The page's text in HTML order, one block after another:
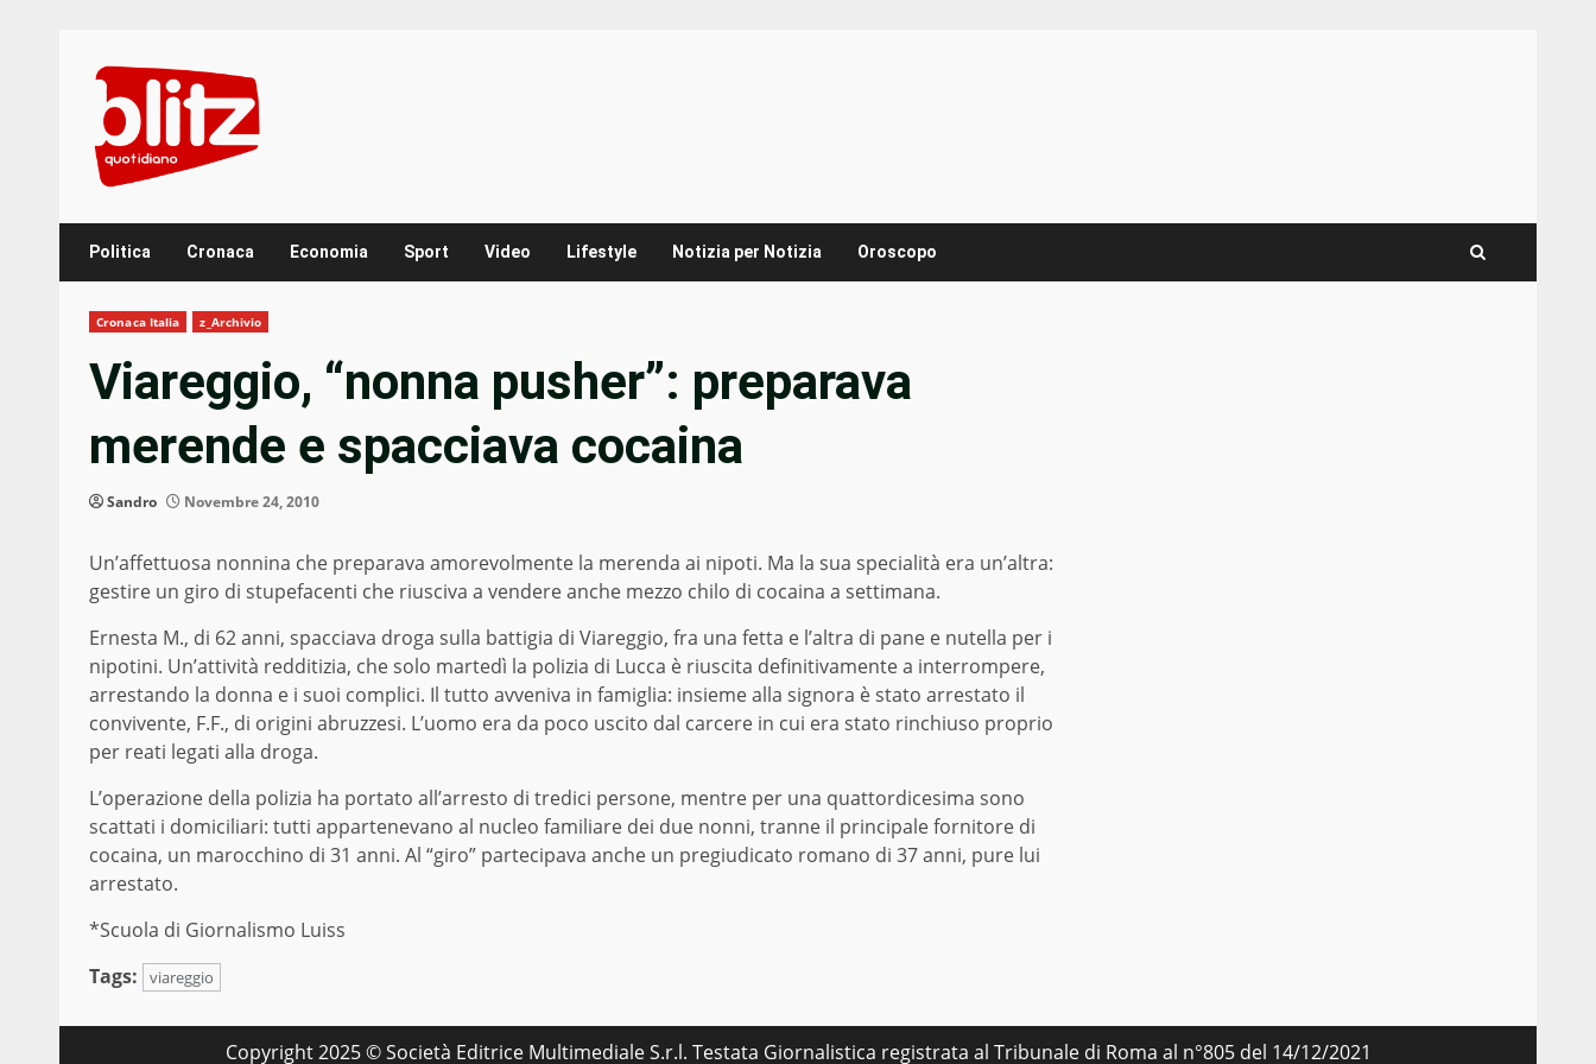
content
Politica Cronaca Economia Sport Video Lifestyle Notizia per Notizia Oroscopo
Cronaca Italia z_Archivio
Viareggio, “nonna pusher”: preparava
merende e spacciava cocaina
Sandro Novembre 24, 2010
Un’affettuosa nonnina che preparava amorevolmente la merenda ai nipoti. Ma la sua specialità era un’altra:
gestire un giro di stupefacenti che riusciva a vendere anche mezzo chilo di cocaina a settimana.
Ernesta M., di 62 anni, spacciava droga sulla battigia di Viareggio, fra una fetta e l’altra di pane e nutella per i
nipotini. Un’attività redditizia, che solo martedì la polizia di Lucca è riuscita definitivamente a interrompere,
arrestando la donna e i suoi complici. Il tutto avveniva in famiglia: insieme alla signora è stato arrestato il
convivente, F.F., di origini abruzzesi. L’uomo era da poco uscito dal carcere in cui era stato rinchiuso proprio
per reati legati alla droga.
L’operazione della polizia ha portato all’arresto di tredici persone, mentre per una quattordicesima sono
scattati i domiciliari: tutti appartenevano al nucleo familiare dei due nonni, tranne il principale fornitore di
cocaina, un marocchino di 31 anni. Al “giro” partecipava anche un pregiudicato romano di 37 anni, pure lui
arrestato.
*Scuola di Giornalismo Luiss
Tags:
viareggio
Copyright 2025 © Società Editrice Multimediale S.r.l. Testata Giornalistica registrata al Tribunale di Roma al n°805 del 14/12/2021